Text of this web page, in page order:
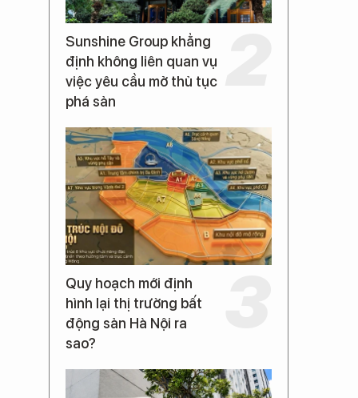
Sunshine Group khẳng
định không liên quan vụ
việc yêu cầu mở thủ tục
phá sản
Quy hoạch mới định
hình lại thị trường bất
động sản Hà Nội ra
sao?